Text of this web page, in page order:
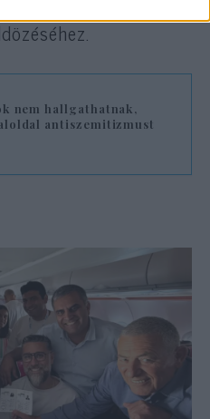
nem hallgathatnak,
antiszemitizmust